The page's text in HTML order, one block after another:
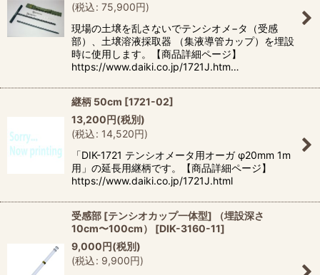
(税込: 75,900円)
現場の土壌を乱さないでテンシオメ−タ（受感
部）、土壌溶液採取器 （集液導管カップ）を埋設
時に使用します。【商品詳細ページ】
https://www.daiki.co.jp/1721J.htm…
継柄 50cm [1721-02]
13,200円(税別)
(税込: 14,520円)
「DIK-1721 テンシオメータ用オーガ φ20mm 1m
用」の延長用継柄です。【商品詳細ページ】
https://www.daiki.co.jp/1721J.html
受感部 [テンシオカップ一体型] （埋設深さ
10cm〜100cm）
[DIK-3160-11]
9,000円(税別)
(税込: 9,900円)